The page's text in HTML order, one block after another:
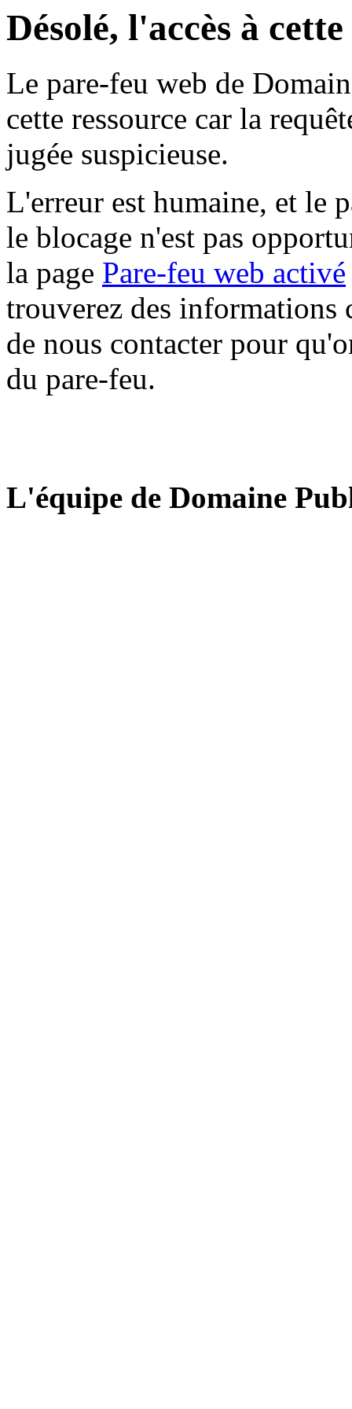
Désolé, l'accès à
Le pare-feu web de
cette ressource car la
jugée suspicieuse.
L'erreur est humaine, et le
le blocage n'est pas
la page Pare-feu web activé
trouverez des informations
de nous contacter pour
du pare-feu.
L'équipe de Domaine